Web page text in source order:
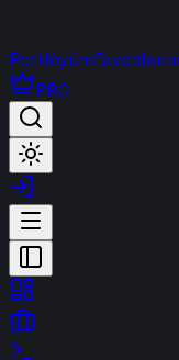
PortföyümFavorilerim
PRO